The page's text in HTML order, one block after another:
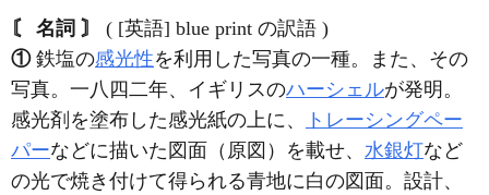
〘 名詞 〙
( [英語] blue print の訳語 )
①鉄塩の感光性を利用した写真の一種。また、その
写真。一八四二年、イギリスのハーシェルが発明。
感光剤を塗布した感光紙の上に、
トレーシングペー
パーなどに描いた図面（原図）を載せ、 水銀灯など
の光で焼き付けて得られる青地に白の図面。設計、